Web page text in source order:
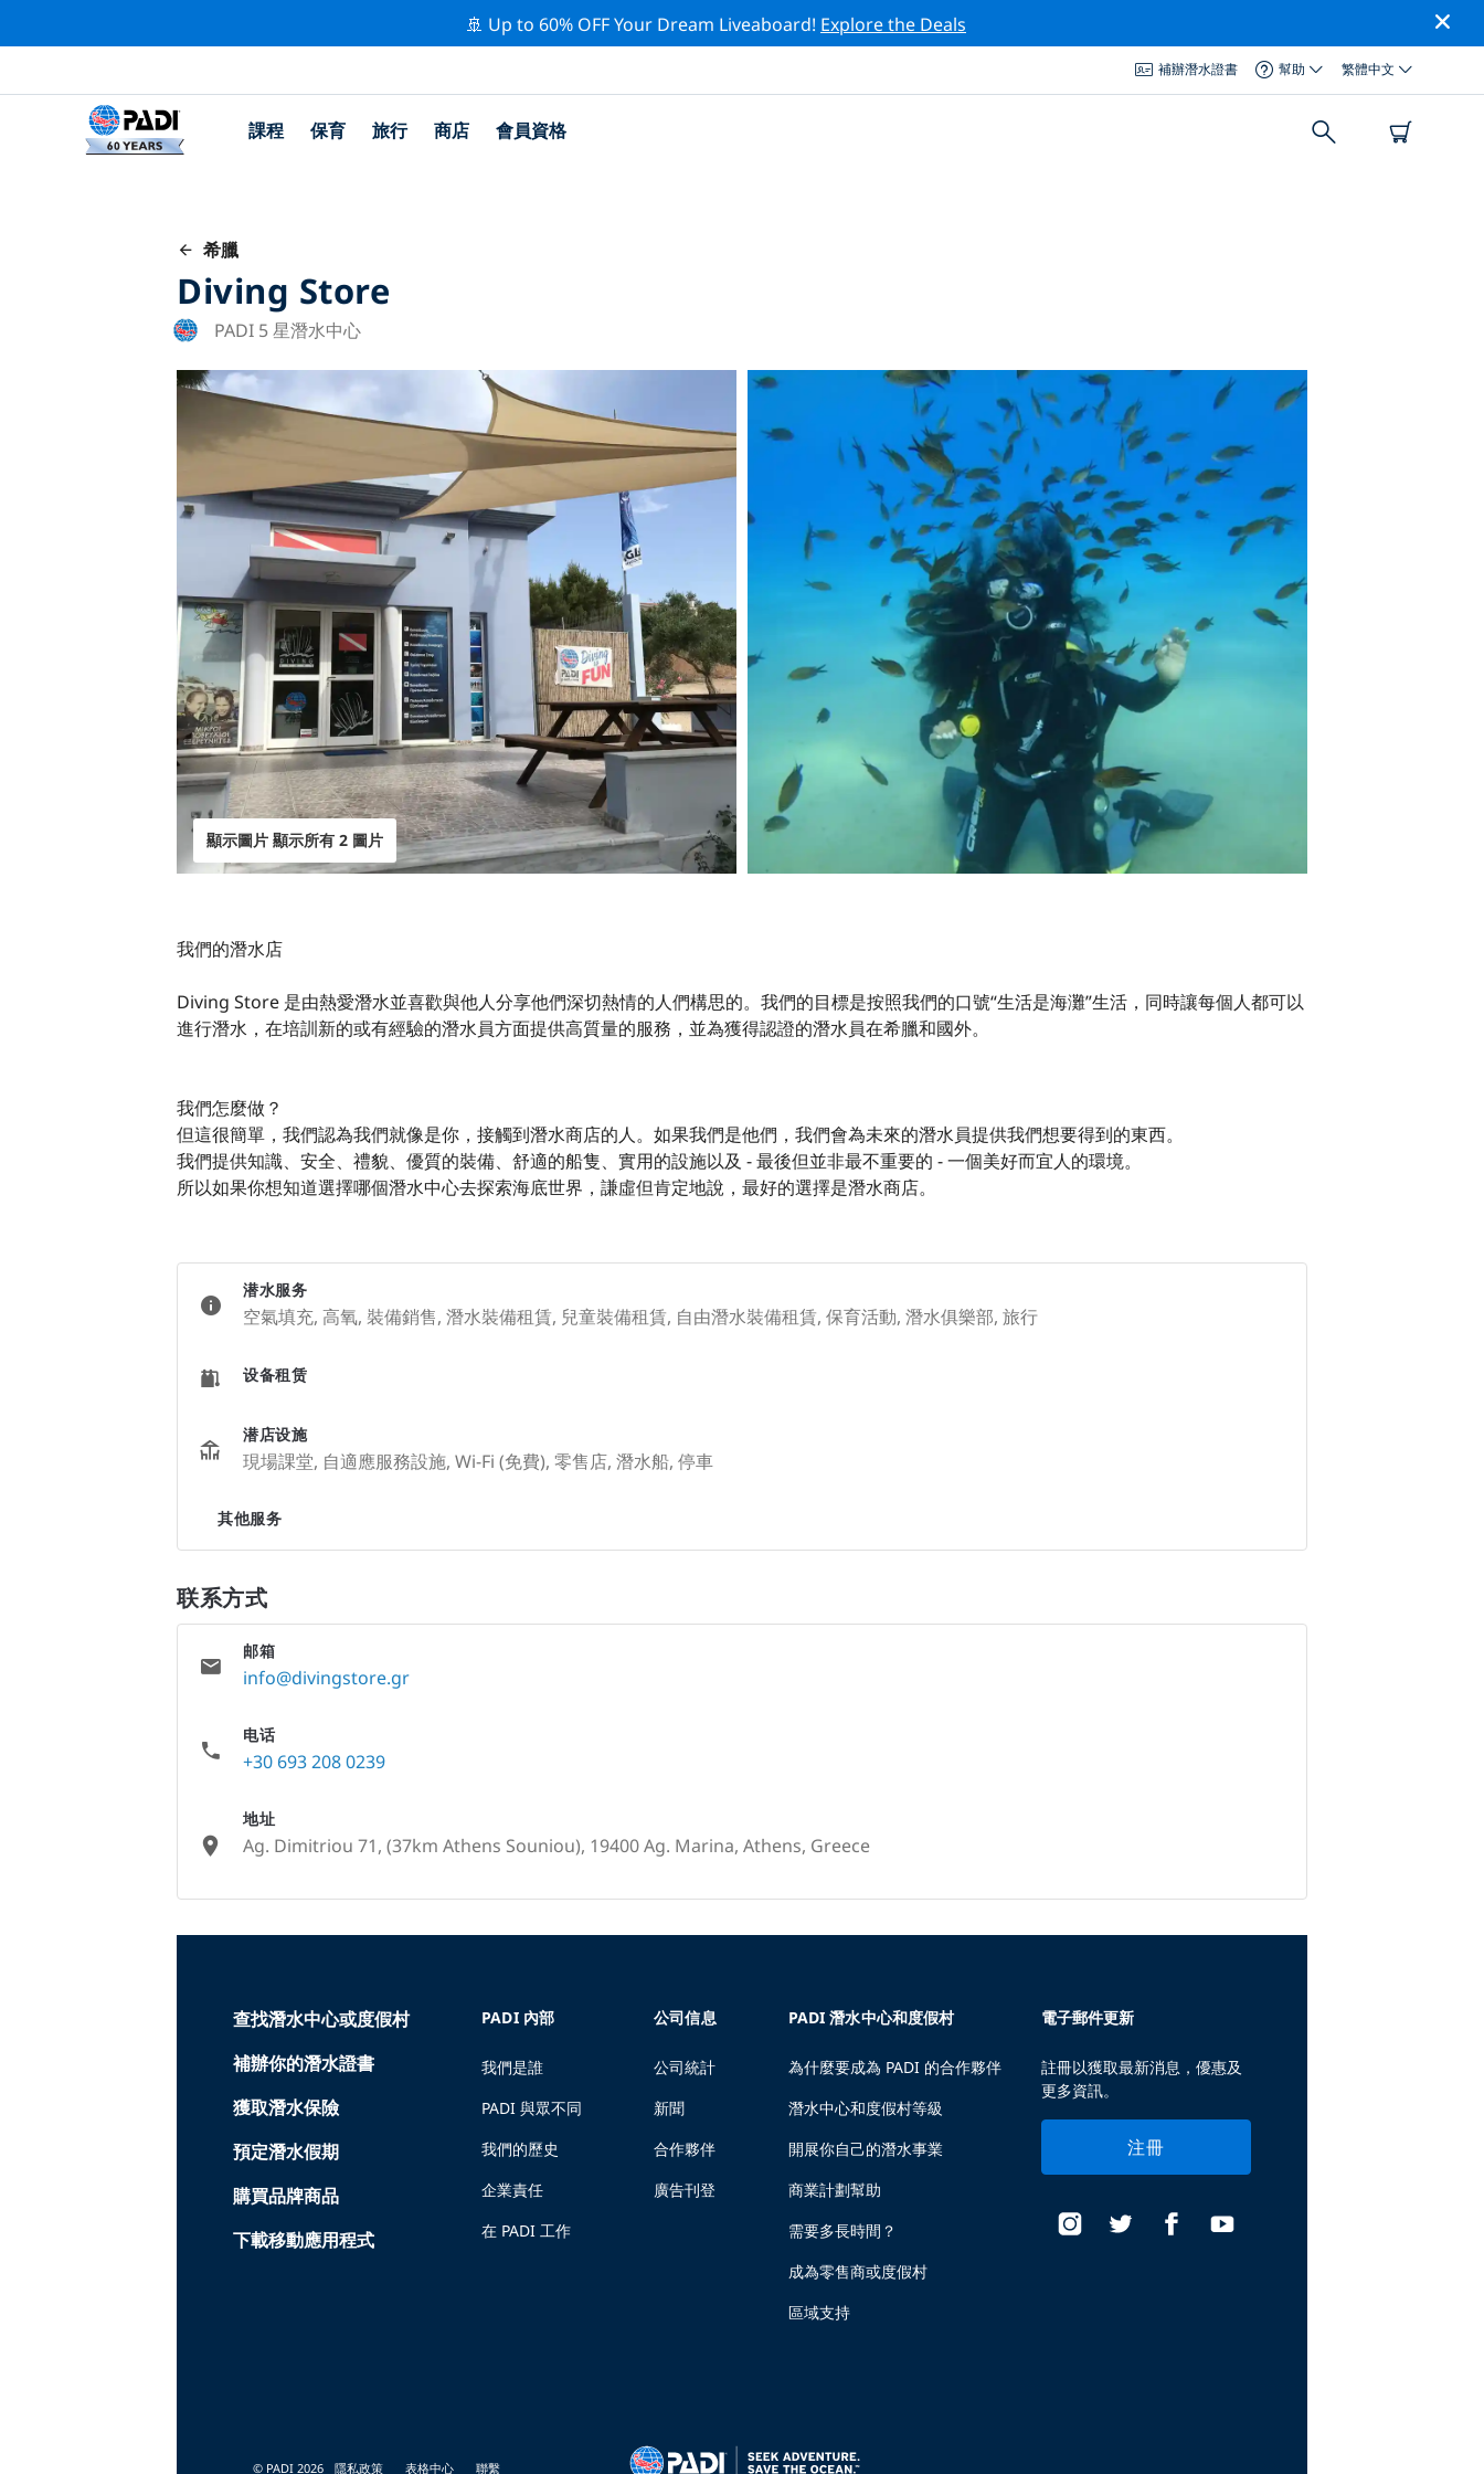
🚢 Up to 60% OFF Your Dream Liveaboard! Explore the Deals
補辦潛水證書 幫助 繁體中文
課程 保育 旅行 商店 會員資格
希臘
Diving Store
PADI 5 星潛水中心
顯示圖片 顯示所有 2 圖片
我們的潛水店
Diving Store 是由熱愛潛水並喜歡與他人分享他們深切熱情的人們構思的。我們的目標是按照我們的口號“生活是海灘”生活，同時讓每個人都可以
進行潛水，在培訓新的或有經驗的潛水員方面提供高質量的服務，並為獲得認證的潛水員在希臘和國外。
我們怎麼做？
但這很簡單，我們認為我們就像是你，接觸到潛水商店的人。如果我們是他們，我們會為未來的潛水員提供我們想要得到的東西。
我們提供知識、安全、禮貌、優質的裝備、舒適的船隻、實用的設施以及 - 最後但並非最不重要的 - 一個美好而宜人的環境。
所以如果你想知道選擇哪個潛水中心去探索海底世界，謙虛但肯定地說，最好的選擇是潛水商店。
潜水服务
空氣填充, 高氧, 裝備銷售, 潛水裝備租賃, 兒童裝備租賃, 自由潛水裝備租賃, 保育活動, 潛水俱樂部, 旅行
设备租赁
潜店设施
現場課堂, 自適應服務設施, Wi-Fi (免費), 零售店, 潛水船, 停車
其他服务
联系方式
邮箱
info@divingstore.gr
电话
+30 693 208 0239
地址
Ag. Dimitriou 71, (37km Athens Souniou), 19400 Ag. Marina, Athens, Greece
查找潛水中心或度假村
補辦你的潛水證書
獲取潛水保險
預定潛水假期
購買品牌商品
下載移動應用程式
PADI 內部
我們是誰
PADI 與眾不同
我們的歷史
企業責任
在 PADI 工作
公司信息
公司統計
新聞
合作夥伴
廣告刊登
PADI 潛水中心和度假村
為什麼要成為 PADI 的合作夥伴
潛水中心和度假村等級
開展你自己的潛水事業
商業計劃幫助
需要多長時間？
成為零售商或度假村
區域支持
電子郵件更新
註冊以獲取最新消息，優惠及
更多資訊。
注冊
© PADI 2026 隱私政策 表格中心 聯繫